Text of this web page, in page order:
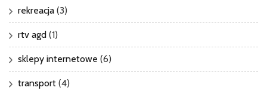
rekreacja (3)
rtv agd (1)
sklepy internetowe (6)
transport (4)